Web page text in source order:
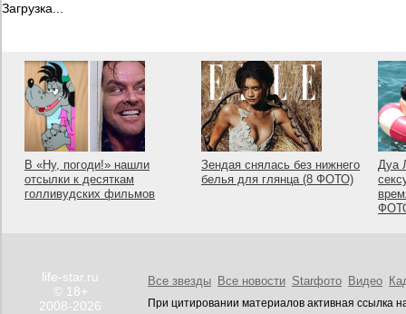
Загрузка...
В «Ну, погоди!» нашли
отсылки к десяткам
голливудских фильмов
Зендая снялась без нижнего
белья для глянца (8 ФОТО)
Дуа
life-star.ru
© 18+
2008-2026
Все звезды Все новости Starфото Видео
При цитировании материалов активная ссылка